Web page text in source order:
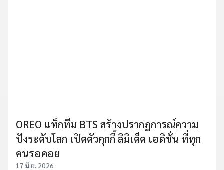
OREO แท็กทีม BTS สร้างปรากฏการณ์ความ
ปังระดับโลก เปิดตัวคุกกี้ ลิมิเต็ด เอดิชั่น ที่ทุก
คนรอคอย
17 มิ.ย. 2026